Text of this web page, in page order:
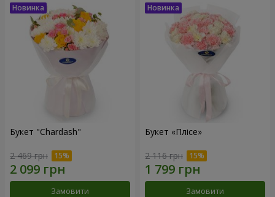
Букет "Chardash"
2 469 грн
Замовити
Букет «Плісе»
2 116 грн
Замовити